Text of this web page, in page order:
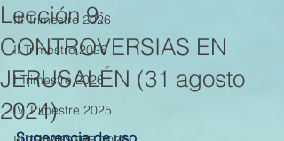
III Trimestre 2026
II Trimestre 2026
I Trimestre 2026
IV Trimestre 2025
Lección 9:
CONTROVERSIAS EN
JERUSALÉN (31 agosto
2024)
Sugerencia de uso